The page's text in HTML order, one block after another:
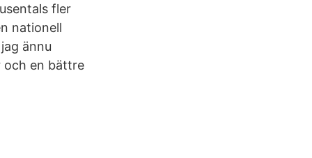
fler
nationell
ännu
och en bättre